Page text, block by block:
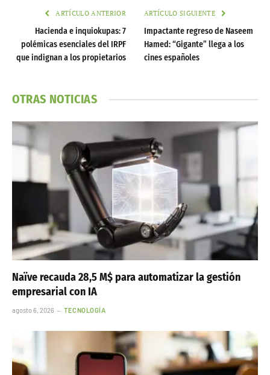
ARTÍCULO ANTERIOR
Hacienda e inquiokupas: 7
polémicas esenciales del IRPF
que indignan a los propietarios
ARTÍCULO SIGUIENTE
Impactante regreso de Naseem
Hamed: “Gigante” llega a los
cines españoles
OTRAS NOTICIAS
Naïve recauda 28,5 M$ para automatizar la gestión
empresarial con IA
agosto 6, 2026 TECNOLOGÍA